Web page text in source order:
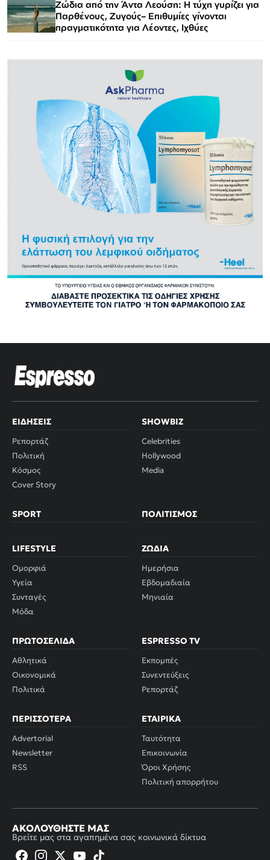
Ζώδια από την Άντα Λεούση: Η τύχη γυρίζει για
Παρθένους, Ζυγούς– Επιθυμίες γίνονται
πραγματικότητα για Λέοντες, Ιχθύες
ΕΙΔΉΣΕΙΣ
Ρεπορτάζ
Πολιτική
Κόσμος
Cover Story
SHOWBIZ
Celebrities
Hollywood
Media
SPORT ΠΟΛΙΤΙΣΜΌΣ
LIFESTYLE
Ομορφιά
Υγεία
Συνταγές
Μόδα
ΖΏΔΙΑ
Ημερήσια
Εβδομαδιαία
Μηνιαία
ΠΡΩΤΟΣΈΛΙΔΑ
Αθλητικά
Οικονομικά
Πολιτικά
ESPRESSO TV
Εκπομπές
Συνεντεύξεις
Ρεπορτάζ
ΠΕΡΙΣΣΌΤΕΡΑ
Advertorial
Newsletter
RSS
ΕΤΑΙΡΙΚΆ
Ταυτότητα
Επικοινωνία
Όροι Χρήσης
Πολιτική απορρήτου
ΑΚΟΛΟΥΘΉΣΤΕ ΜΑΣ
Βρείτε μας στα αγαπημένα σας κοινωνικά δίκτυα